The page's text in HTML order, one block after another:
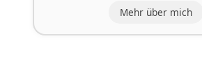
Mehr über mich